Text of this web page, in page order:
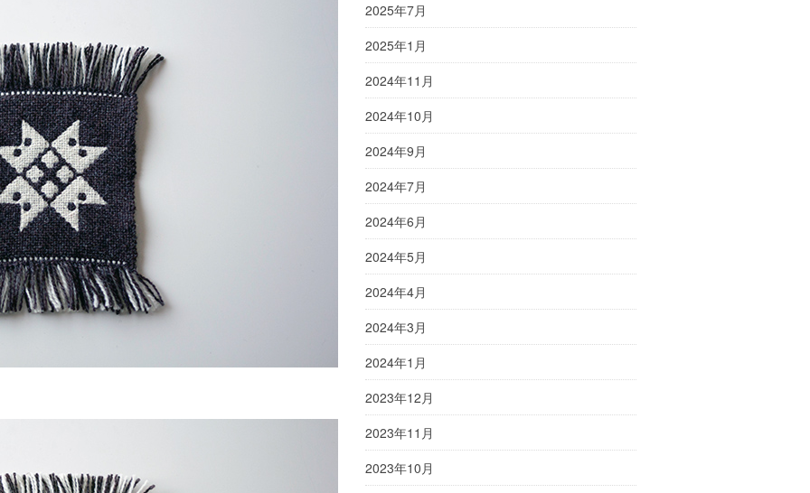
2025年7月
2025年1月
2024年11月
2024年10月
2024年9月
2024年7月
2024年6月
2024年5月
2024年4月
2024年3月
2024年1月
2023年12月
2023年11月
2023年10月